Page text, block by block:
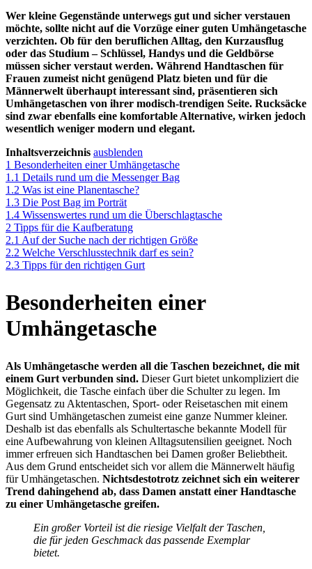
Wer kleine Gegenstände unterwegs gut und sicher verstauen
möchte, sollte nicht auf die Vorzüge einer guten Umhängetasche
verzichten. Ob für den beruflichen Alltag, den Kurzausflug
oder das Studium – Schlüssel, Handys und die Geldbörse
müssen sicher verstaut werden. Während Handtaschen für
Frauen zumeist nicht genügend Platz bieten und für die
Männerwelt überhaupt interessant sind, präsentieren sich
Umhängetaschen von ihrer modisch-trendigen Seite. Rucksäcke
sind zwar ebenfalls eine komfortable Alternative, wirken jedoch
wesentlich weniger modern und elegant.
Inhaltsverzeichnis ausblenden
1 Besonderheiten einer Umhängetasche
1.1 Details rund um die Messenger Bag
1.2 Was ist eine Planentasche?
1.3 Die Post Bag im Porträt
1.4 Wissenswertes rund um die Überschlagtasche
2 Tipps für die Kaufberatung
2.1 Auf der Suche nach der richtigen Größe
2.2 Welche Verschlusstechnik darf es sein?
2.3 Tipps für den richtigen Gurt
Besonderheiten einer
Umhängetasche
Als Umhängetasche werden all die Taschen bezeichnet, die mit
einem Gurt verbunden sind. Dieser Gurt bietet unkompliziert die
Möglichkeit, die Tasche einfach über die Schulter zu legen. Im
Gegensatz zu Aktentaschen, Sport- oder Reisetaschen mit einem
Gurt sind Umhängetaschen zumeist eine ganze Nummer kleiner.
Deshalb ist das ebenfalls als Schultertasche bekannte Modell für
eine Aufbewahrung von kleinen Alltagsutensilien geeignet. Noch
immer erfreuen sich Handtaschen bei Damen großer Beliebtheit.
Aus dem Grund entscheidet sich vor allem die Männerwelt häufig
für Umhängetaschen. Nichtsdestotrotz zeichnet sich ein weiterer
Trend dahingehend ab, dass Damen anstatt einer Handtasche
zu einer Umhängetasche greifen.
Ein großer Vorteil ist die riesige Vielfalt der Taschen,
die für jeden Geschmack das passende Exemplar
bietet.